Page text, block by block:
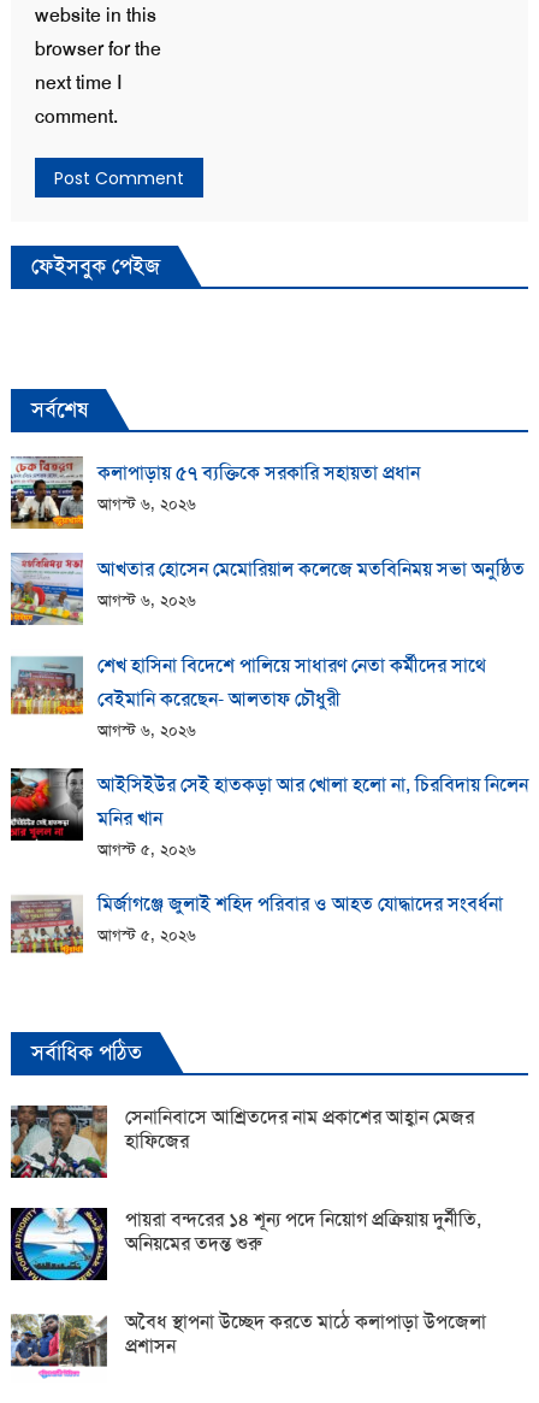
website in this
browser for the
next time I
comment.
ফেইসবুক পেইজ
সর্বশেষ
কলাপাড়ায় ​৫৭ ব্যক্তিকে সরকারি সহায়তা প্রধান
আগস্ট ৬, ২০২৬
আখতার হোসেন মেমোরিয়াল কলেজে মতবিনিময় সভা অনুষ্ঠিত
আগস্ট ৬, ২০২৬
শেখ হাসিনা বিদেশে পালিয়ে সাধারণ নেতা কর্মীদের সাথে
বেইমানি করেছেন- আলতাফ চৌধুরী
আগস্ট ৬, ২০২৬
আইসিইউর সেই হাতকড়া আর খোলা হলো না, চিরবিদায় নিলেন
মনির খান
আগস্ট ৫, ২০২৬
মির্জাগঞ্জে জুলাই শহিদ পরিবার ও আহত যোদ্ধাদের সংবর্ধনা
আগস্ট ৫, ২০২৬
সর্বাধিক পঠিত
সেনানিবাসে আশ্রিতদের নাম প্রকাশের আহ্বান মেজর
হাফিজের
পায়রা বন্দরের ১৪ শূন্য পদে নিয়োগ প্রক্রিয়ায় দুর্নীতি,
অনিয়মের তদন্ত শুরু
অবৈধ স্থাপনা উচ্ছেদ করতে মাঠে কলাপাড়া উপজেলা
প্রশাসন